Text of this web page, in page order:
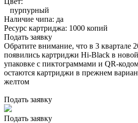
пурпурный
Наличие чипа: да
Ресурс картриджа: 1000 копий
Подать заявку
Обратите внимание, что в 3 квартале
появились картриджи Hi-Black в
упаковке с пиктограммами и QR-
остаются картриджи в прежнем
желтом
Подать заявку
Подать заявку